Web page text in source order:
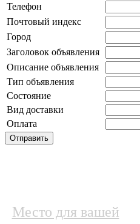
Телефон
Почтовый индекс
Город
Заголовок объявления
Описание объявления
Тип объявления
Состояние
Вид доставки
Оплата
Место для вашей